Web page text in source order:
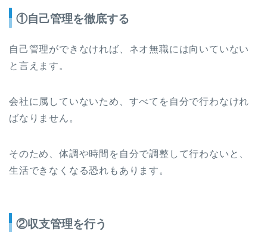
①自己管理を徹底する
自己管理ができなければ、ネオ無職には向いていない
と言えます。
会社に属していないため、すべてを自分で行わなけれ
ばなりません。
そのため、体調や時間を自分で調整して行わないと、
生活できなくなる恐れもあります。
②収支管理を行う